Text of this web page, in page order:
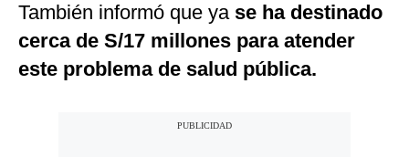
También informó que ya se ha destinado
cerca de S/17 millones para atender
este problema de salud pública.